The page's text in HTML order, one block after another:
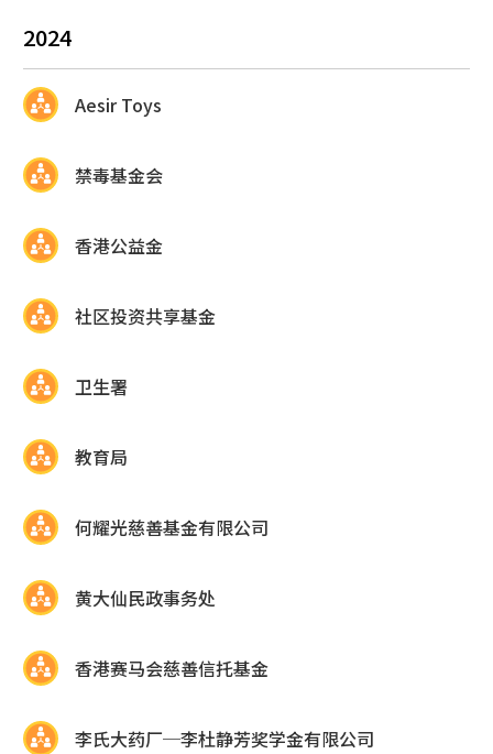
2024
Aesir Toys
禁毒基金会
香港公益金
社区投资共享基金
卫生署
教育局
何耀光慈善基金有限公司
黄大仙民政事务处
香港赛马会慈善信托基金
李氏大药厂─李杜静芳奖学金有限公司